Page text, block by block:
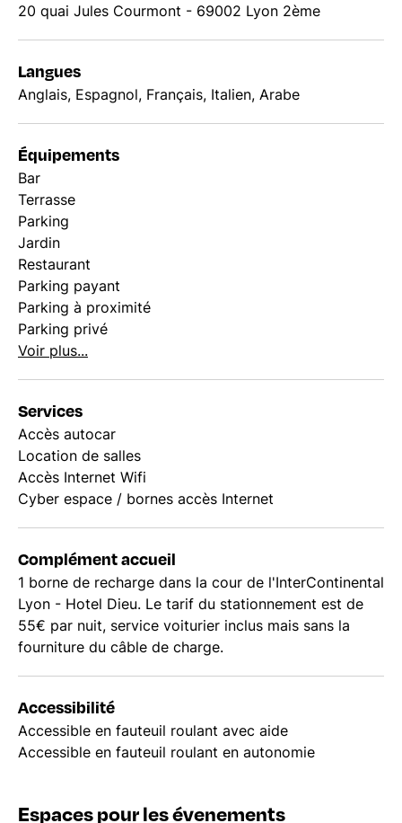
20 quai Jules Courmont - 69002 Lyon 2ème
Langues
Anglais, Espagnol, Français, Italien, Arabe
Équipements
Bar
Terrasse
Parking
Jardin
Restaurant
Parking payant
Parking à proximité
Parking privé
Voir plus...
Services
Accès autocar
Location de salles
Accès Internet Wifi
Cyber espace / bornes accès Internet
Complément accueil
1 borne de recharge dans la cour de l'InterContinental
Lyon - Hotel Dieu. Le tarif du stationnement est de
55€ par nuit, service voiturier inclus mais sans la
fourniture du câble de charge.
Accessibilité
Accessible en fauteuil roulant avec aide
Accessible en fauteuil roulant en autonomie
Espaces pour les évenements